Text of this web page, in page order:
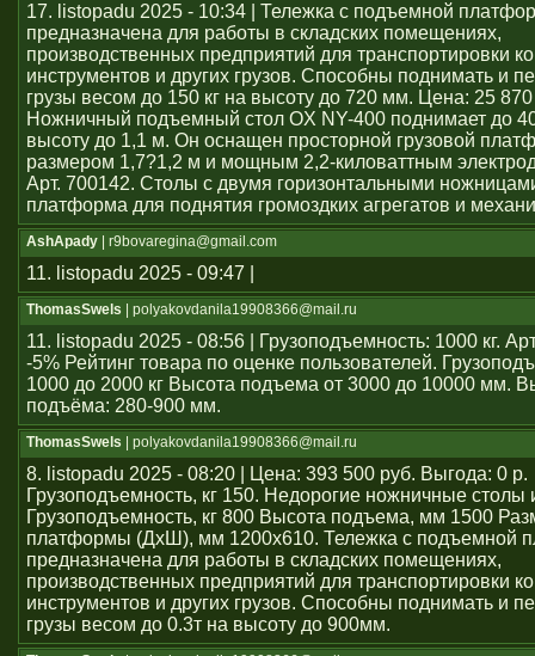
17. listopadu 2025 - 10:34 | Тележка с подъемной
предназначена для работы в складских помещениях,
производственных предприятий для транспортировки
инструментов и других грузов. Способны поднимать и
грузы весом до 150 кг на высоту до 720 мм. Цена: 25
Ножничный подъемный стол OX NY-400 поднимает до
высоту до 1,1 м. Он оснащен просторной грузовой
размером 1,7?1,2 м и мощным 2,2-киловаттным
Арт. 700142. Столы с двумя горизонтальными
платформа для поднятия громоздких агрегатов и
AshApady | r9bovaregina@gmail.com
11. listopadu 2025 - 09:47 |
ThomasSwels | polyakovdanila19908366@mail.ru
11. listopadu 2025 - 08:56 | Грузоподъемность: 1000 кг.
-5% Рейтинг товара по оценке пользователей.
1000 до 2000 кг Высота подъема от 3000 до 10000 мм.
подъёма: 280-900 мм.
ThomasSwels | polyakovdanila19908366@mail.ru
8. listopadu 2025 - 08:20 | Цена: 393 500 руб. Выгода: 0 р.
Грузоподъемность, кг 150. Недорогие ножничные столы
Грузоподъемность, кг 800 Высота подъема, мм 1500
платформы (ДхШ), мм 1200x610. Тележка с подъемной
предназначена для работы в складских помещениях,
производственных предприятий для транспортировки
инструментов и других грузов. Способны поднимать и
грузы весом до 0.3т на высоту до 900мм.